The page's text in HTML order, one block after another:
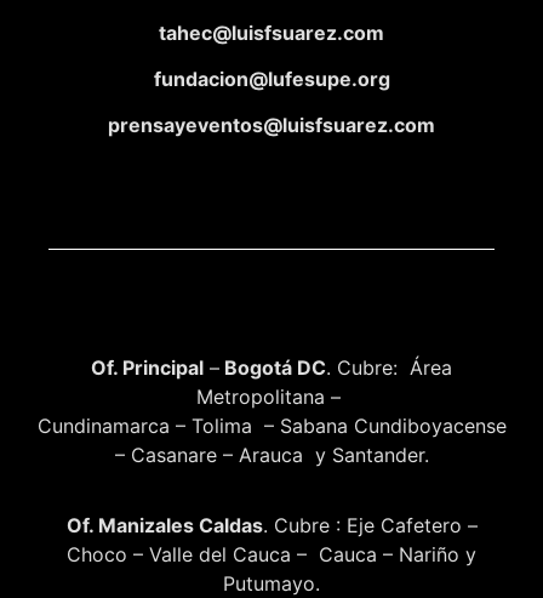
tahec@luisfsuarez.com
fundacion@lufesupe.org
prensayeventos@luisfsuarez.com
Of. Principal – Bogotá DC. Cubre: Área
Metropolitana –
Cundinamarca – Tolima – Sabana Cundiboyacense
– Casanare – Arauca y Santander.
Of. Manizales Caldas. Cubre : Eje Cafetero –
Choco – Valle del Cauca – Cauca – Nariño y
Putumayo.